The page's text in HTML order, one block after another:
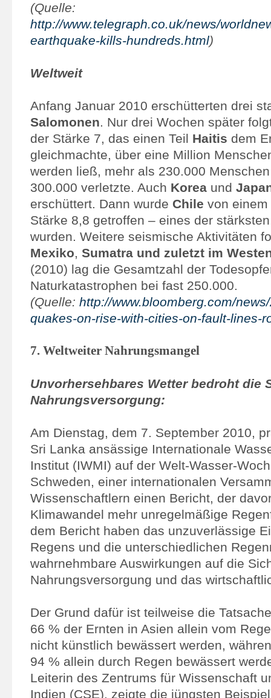
(Quelle:
http://www.telegraph.co.uk/news/
earthquake-kills-hundreds.html)
Weltweit
Anfang Januar 2010 erschütterten drei
Salomonen. Nur drei Wochen später
der Stärke 7, das einen Teil Haitis dem
gleichmachte, über eine Million
werden ließ, mehr als 230.000
300.000 verletzte. Auch Koreaund
erschüttert. Dann wurde Chile von
Stärke 8,8 getroffen – eines der
wurden. Weitere seismische Aktivitäten
Mexiko, Sumatra und zuletzt im
(2010) lag die Gesamtzahl der
Naturkatastrophen bei fast 250.000.
(Quelle: http://www.bloomberg.com/
quakes-on-rise-with-cities-on-fault-lines-
7. Weltweiter Nahrungsmangel
Unvorhersehbares Wetter bedroht die
Nahrungsversorgung:
Am Dienstag, dem 7. September 2010,
Sri Lanka ansässige Internationale
Institut (IWMI) auf der Welt-Wasser-
Schweden, einer internationalen
Wissenschaftlern einen Bericht, der
Klimawandel mehr unregelmäßige
dem Bericht haben das unzuverlässige
Regens und die unterschiedlichen
wahrnehmbare Auswirkungen auf die
Nahrungsversorgung und das
Der Grund dafür ist teilweise die
66 % der Ernten in Asien allein vom
nicht künstlich bewässert werden,
94 % allein durch Regen bewässert
Leiterin des Zentrums für Wissenschaft
Indien (CSE), zeigte die jüngsten